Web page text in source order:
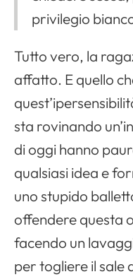
privilegio
Tutto vero, la
affatto. E quello
sta rovinando
di oggi hanno
qualsiasi idea e
uno stupido
offendere questa
facendo un
per togliere il sale